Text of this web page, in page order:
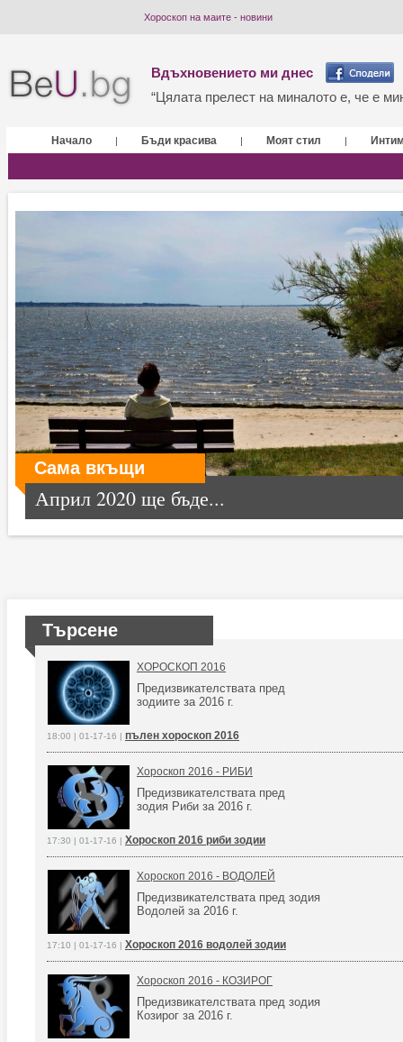
Хороскоп на маите - новини
Вдъхновението ми днес
“Цялата прелест на миналото е, че е
Начало | Бъди красива | Моят стил |
Сама вкъщи
Април 2020 ще бъде...
Търсене
ХОРОСКОП 2016
Предизвикателствата пред
зодиите за 2016 г.
18:00 | 01-17-16 | пълен хороскоп 2016
Хороскоп 2016 - РИБИ
Предизвикателствата пред
зодия Риби за 2016 г.
17:30 | 01-17-16 | Хороскоп 2016 риби зодии
Хороскоп 2016 - ВОДОЛЕЙ
Предизвикателствата пред зодия
Водолей за 2016 г.
17:10 | 01-17-16 | Хороскоп 2016 водолей зодии
Хороскоп 2016 - КОЗИРОГ
Предизвикателствата пред зодия
Козирог за 2016 г.